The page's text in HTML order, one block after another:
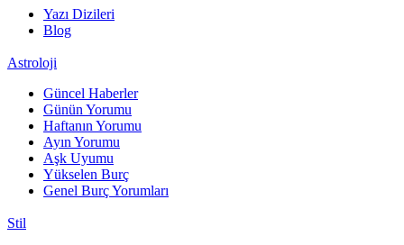
Yazı Dizileri
Blog
Astroloji
Güncel Haberler
Günün Yorumu
Haftanın Yorumu
Ayın Yorumu
Aşk Uyumu
Yükselen Burç
Genel Burç Yorumları
Stil